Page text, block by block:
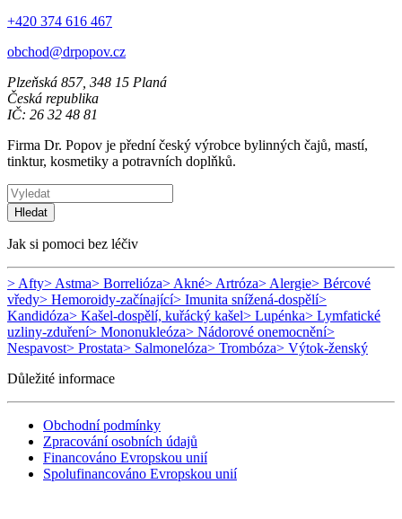
+420 374 616 467
obchod@drpopov.cz
Plzeňská 857, 348 15 Planá
Česká republika
IČ: 26 32 48 81
Firma Dr. Popov je přední český výrobce bylinných čajů, mastí,
tinktur, kosmetiky a potravních doplňků.
Hledat
Jak si pomoci bez léčiv
> Afty> Astma> Borrelióza> Akné> Artróza> Alergie> Bércové
vředy> Hemoroidy-začínající> Imunita snížená-dospělí>
Kandidóza> Kašel-dospělí, kuřácký kašel> Lupénka> Lymfatické
uzliny-zduření> Mononukleóza> Nádorové onemocnění>
Nespavost> Prostata> Salmonelóza> Trombóza> Výtok-ženský
Důležité informace
Obchodní podmínky
Zpracování osobních údajů
Financováno Evropskou unií
Spolufinancováno Evropskou unií